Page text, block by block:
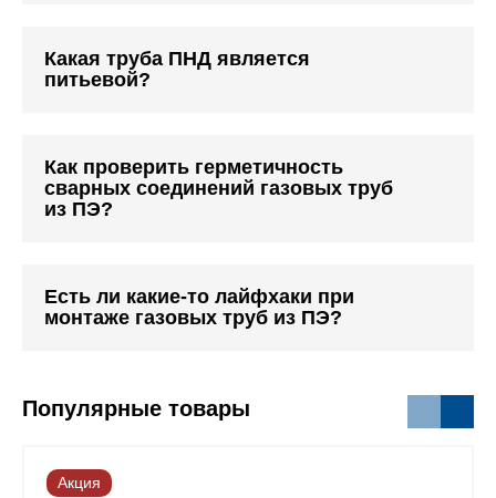
Какая труба ПНД является
питьевой?
Как проверить герметичность
сварных соединений газовых труб
из ПЭ?
Есть ли какие-то лайфхаки при
монтаже газовых труб из ПЭ?
Популярные товары
Акция